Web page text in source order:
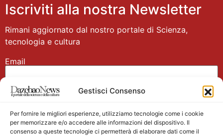
Gestisci Consenso
Per fornire le migliori esperienze, utilizziamo tecnologie come i cookie
per memorizzare e/o accedere alle informazioni del dispositivo. Il
consenso a queste tecnologie ci permetterà di elaborare dati come il
Iscriviti alla nostra Newsletter
Rimani aggiornato dal nostro portale di Scienza,
tecnologia e cultura
Email
Nome